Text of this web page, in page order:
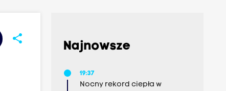
share
Najnowsze
19:37
Nocny rekord ciepła w